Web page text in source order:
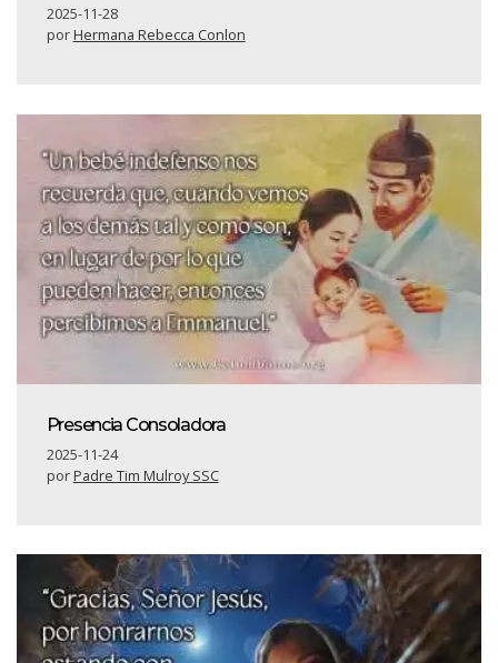
2025-11-28
porHermana Rebecca Conlon
Presencia Consoladora
2025-11-24
porPadre Tim Mulroy SSC